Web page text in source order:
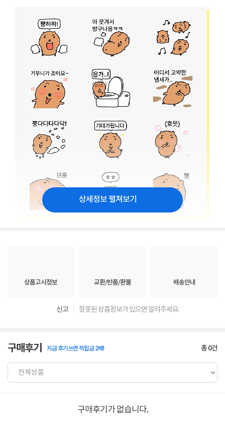
상세정보 펼쳐보기
상품고시정보 교환/반품/환불 배송안내
신고 잘못된 상품정보가 있으면 알려주세요.
구매후기 지금 후기쓰면 적립금 2배! 총0건
구매후기가 없습니다.